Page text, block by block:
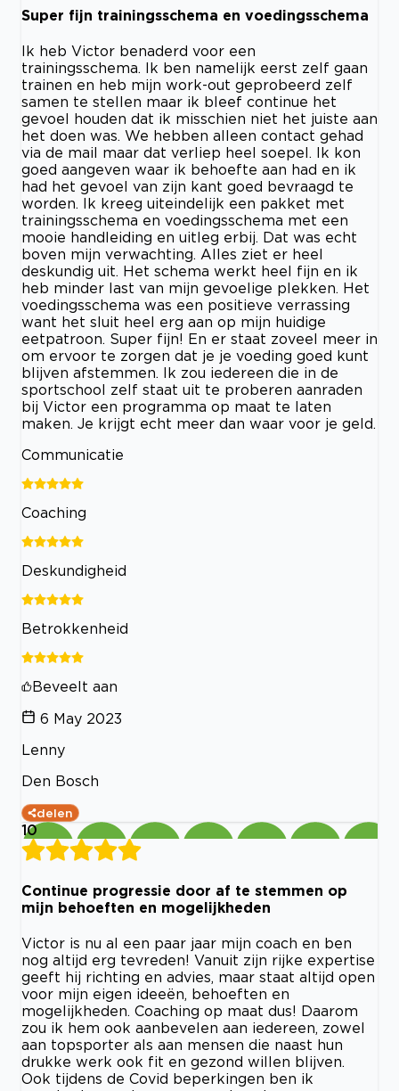
Super fijn trainingsschema en voedingsschema
Ik heb Victor benaderd voor een
trainingsschema. Ik ben namelijk eerst zelf gaan
trainen en heb mijn work-out geprobeerd zelf
samen te stellen maar ik bleef continue het
gevoel houden dat ik misschien niet het juiste aan
het doen was. We hebben alleen contact gehad
via de mail maar dat verliep heel soepel. Ik kon
goed aangeven waar ik behoefte aan had en ik
had het gevoel van zijn kant goed bevraagd te
worden. Ik kreeg uiteindelijk een pakket met
trainingsschema en voedingsschema met een
mooie handleiding en uitleg erbij. Dat was echt
boven mijn verwachting. Alles ziet er heel
deskundig uit. Het schema werkt heel fijn en ik
heb minder last van mijn gevoelige plekken. Het
voedingsschema was een positieve verrassing
want het sluit heel erg aan op mijn huidige
eetpatroon. Super fijn! En er staat zoveel meer in
om ervoor te zorgen dat je je voeding goed kunt
blijven afstemmen. Ik zou iedereen die in de
sportschool zelf staat uit te proberen aanraden
bij Victor een programma op maat te laten
maken. Je krijgt echt meer dan waar voor je geld.
Communicatie
Coaching
Deskundigheid
Betrokkenheid
Beveelt aan
6 May 2023
Lenny
Den Bosch
delen
10
Continue progressie door af te stemmen op
mijn behoeften en mogelijkheden
Victor is nu al een paar jaar mijn coach en ben
nog altijd erg tevreden! Vanuit zijn rijke expertise
geeft hij richting en advies, maar staat altijd open
voor mijn eigen ideeën, behoeften en
mogelijkheden. Coaching op maat dus! Daarom
zou ik hem ook aanbevelen aan iedereen, zowel
aan topsporter als aan mensen die naast hun
drukke werk ook fit en gezond willen blijven.
Ook tijdens de Covid beperkingen ben ik